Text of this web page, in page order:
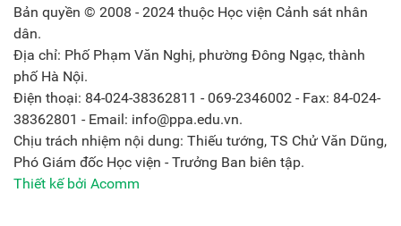
Bản quyền © 2008 - 2024 thuộc Học viện Cảnh sát nhân
dân.
Địa chỉ: Phố Phạm Văn Nghị, phường Đông Ngạc, thành
phố Hà Nội.
Điện thoại: 84-024-38362811 - 069-2346002 - Fax: 84-024-
38362801 - Email: info@ppa.edu.vn.
Chịu trách nhiệm nội dung: Thiếu tướng, TS Chử Văn Dũng,
Phó Giám đốc Học viện - Trưởng Ban biên tập.
Thiết kế bởi Acomm